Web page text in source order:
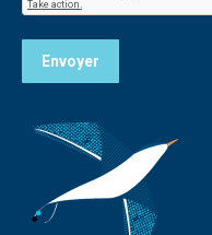
Envoyer